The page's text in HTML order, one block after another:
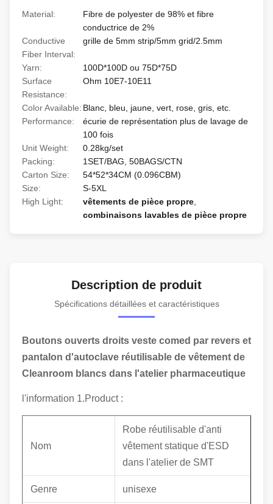
Material:
Fibre de polyester de 98% et fibre
conductrice de 2%
Conductive
Fiber Interval:
grille de 5mm strip/5mm grid/2.5mm
Yarn:
100D*100D ou 75D*75D
Surface
Resistance:
Ohm 10E7-10E11
Color Available: Blanc, bleu, jaune, vert, rose, gris, etc.
Performance:
écurie de représentation plus de lavage de
100 fois
Unit Weight:
0.28kg/set
Packing:
1SET/BAG, 50BAGS/CTN
Carton Size:
54*52*34CM (0.096CBM)
Size:
S-5XL
High Light:
vêtements de pièce propre
combinaisons lavables de pièce propre
Description de produit
Spécifications détaillées et caractéristiques
Boutons ouverts droits veste comed par revers et
pantalon d'autoclave réutilisable de vêtement de
Cleanroom blancs dans l'atelier pharmaceutique
l'information 1.Product :
Nom
Robe réutilisable d'anti
vêtement statique d'ESD
dans l'atelier de SMT
Genre unisexe